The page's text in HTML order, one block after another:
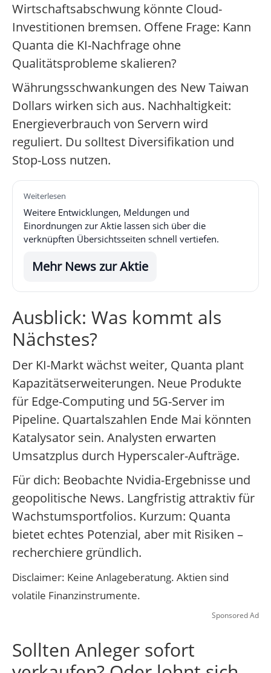
Wirtschaftsabschwung könnte Cloud-
Investitionen bremsen. Offene Frage: Kann
Quanta die KI-Nachfrage ohne
Qualitätsprobleme skalieren?
Währungsschwankungen des New Taiwan
Dollars wirken sich aus. Nachhaltigkeit:
Energieverbrauch von Servern wird
reguliert. Du solltest Diversifikation und
Stop-Loss nutzen.
Weiterlesen
Weitere Entwicklungen, Meldungen und
Einordnungen zur Aktie lassen sich über die
verknüpften Übersichtsseiten schnell vertiefen.
Mehr News zur Aktie
Ausblick: Was kommt als
Nächstes?
Der KI-Markt wächst weiter, Quanta plant
Kapazitätserweiterungen. Neue Produkte
für Edge-Computing und 5G-Server im
Pipeline. Quartalszahlen Ende Mai könnten
Katalysator sein. Analysten erwarten
Umsatzplus durch Hyperscaler-Aufträge.
Für dich: Beobachte Nvidia-Ergebnisse und
geopolitische News. Langfristig attraktiv für
Wachstumsportfolios. Kurzum: Quanta
bietet echtes Potenzial, aber mit Risiken –
recherchiere gründlich.
Disclaimer: Keine Anlageberatung. Aktien sind
volatile Finanzinstrumente.
Sponsored Ad
Sollten Anleger sofort